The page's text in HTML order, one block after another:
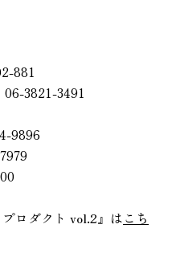
881
3821-3491
9896
ロダクト vol.2』はこち